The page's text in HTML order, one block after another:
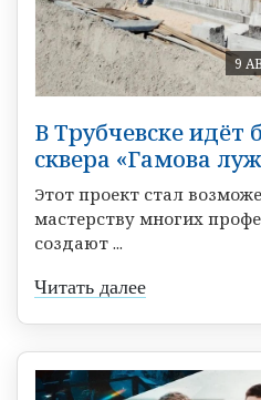
9
В Трубчевске идёт
сквера «Гамова
Этот проект стал
мастерству многих
создают ...
Читать далее